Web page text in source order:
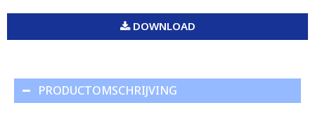
DOWNLOAD
PRODUCTOMSCHRIJVING